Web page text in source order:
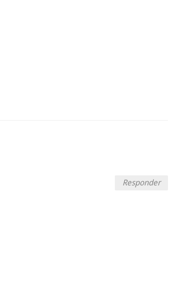
Responder